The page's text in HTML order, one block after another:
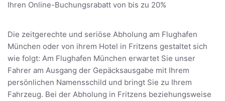
Ihren Online-Buchungsrabatt von bis zu 20%
Die zeitgerechte und seriöse Abholung am Flughafen
München oder von ihrem Hotel in Fritzens gestaltet sich
wie folgt: Am Flughafen München erwartet Sie unser
Fahrer am Ausgang der Gepäcksausgabe mit Ihrem
persönlichen Namensschild und bringt Sie zu Ihrem
Fahrzeug. Bei der Abholung in Fritzens beziehungsweise